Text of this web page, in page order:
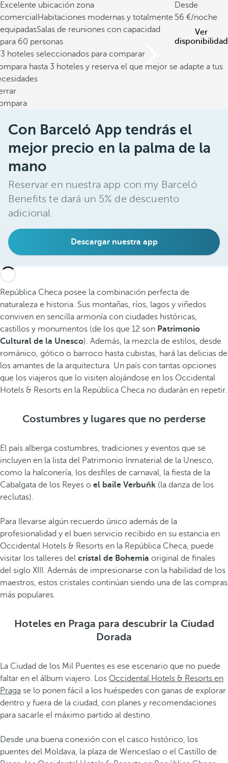
Excelente ubicación zona
comercialHabitaciones modernas y totalmente
equipadasSalas de reuniones con capacidad
para 60 personas
Desde
56
/noche
Ver
disponibilidad
hoteles seleccionados para comparar
hasta 3 hoteles y reserva el que mejor se adapte a tus
Con Barceló App tendrás el
mejor precio en la palma de la
mano
Reservar en nuestra app con my Barceló
Benefits te dará un 5% de descuento
adicional.
Descargar nuestra app
República Checa posee la combinación perfecta de
naturaleza e historia. Sus montañas, ríos, lagos y viñedos
conviven en sencilla armonía con ciudades históricas,
castillos y monumentos (de los que 12 son Patrimonio
Cultural de la Unesco). Además, la mezcla de estilos, desde
románico, gótico o barroco hasta cubistas, hará las delicias de
los amantes de la arquitectura. Un país con tantas opciones
que los viajeros que lo visiten alojándose en los Occidental
Hotels & Resorts en la República Checa no dudarán en repetir.
Costumbres y lugares que no perderse
El país alberga costumbres, tradiciones y eventos que se
incluyen en la lista del Patrimonio Inmaterial de la Unesco,
como la halconería, los desfiles de carnaval, la fiesta de la
Cabalgata de los Reyes o el baile Verbuňk (la danza de los
reclutas).
Para llevarse algún recuerdo único además de la
profesionalidad y el buen servicio recibido en su estancia en
Occidental Hotels & Resorts en la República Checa, puede
visitar los talleres del cristal de Bohemia original de finales
del siglo XIII. Además de impresionarse con la habilidad de los
maestros, estos cristales continúan siendo una de las compras
más populares.
Hoteles en Praga para descubrir la Ciudad
Dorada
La Ciudad de los Mil Puentes es ese escenario que no puede
faltar en el álbum viajero. Los Occidental Hotels & Resorts en
Praga se lo ponen fácil a los huéspedes con ganas de explorar
dentro y fuera de la ciudad, con planes y recomendaciones
para sacarle el máximo partido al destino.
Desde una buena conexión con el casco histórico, los
puentes del Moldava, la plaza de Wenceslao o el Castillo de